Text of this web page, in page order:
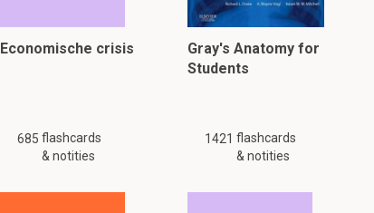
Economische crisis
685 flashcards
& notities
Gray's Anatomy for
Students
1421 flashcards
& notities